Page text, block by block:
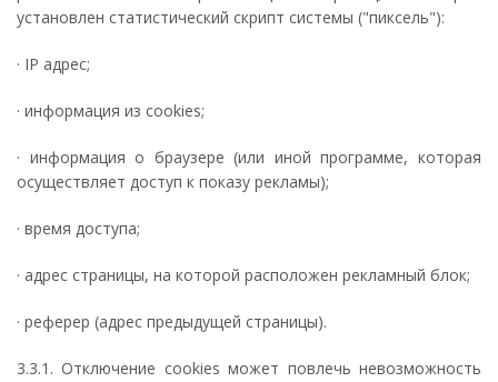
установлен статистический скрипт системы ("пиксель"):
· IP адрес;
· информация из cookies;
· информация о браузере (или иной программе, которая
осуществляет доступ к показу рекламы);
· время доступа;
· адрес страницы, на которой расположен рекламный блок;
· реферер (адрес предыдущей страницы).
3.3.1. Отключение cookies может повлечь невозможность